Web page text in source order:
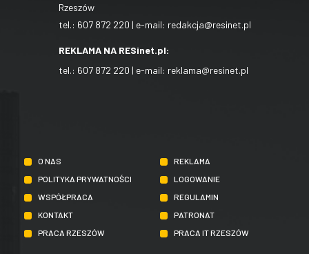
Rzeszów
tel.: 607 872 220 | e-mail: redakcja@resinet.pl
REKLAMA NA RESinet.pl:
tel.: 607 872 220 | e-mail: reklama@resinet.pl
O NAS
REKLAMA
POLITYKA PRYWATNOŚCI
LOGOWANIE
WSPÓŁPRACA
REGULAMIN
KONTAKT
PATRONAT
PRACA RZESZÓW
PRACA IT RZESZÓW